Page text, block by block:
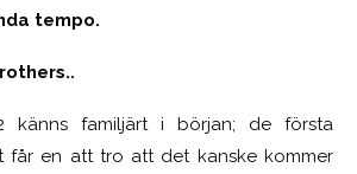
tempo.
känns familjärt i början; de första
får en att tro att det kanske kommer